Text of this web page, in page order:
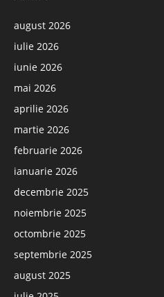
august 2026
iulie 2026
iunie 2026
mai 2026
aprilie 2026
martie 2026
februarie 2026
ianuarie 2026
decembrie 2025
noiembrie 2025
octombrie 2025
septembrie 2025
august 2025